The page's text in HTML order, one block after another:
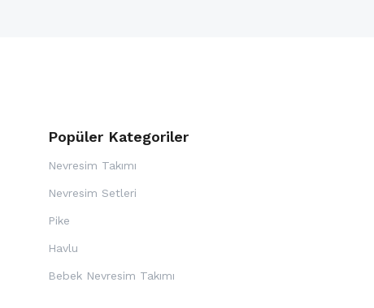
Popüler Kategoriler
Nevresim Takımı
Nevresim Setleri
Pike
Havlu
Bebek Nevresim Takımı